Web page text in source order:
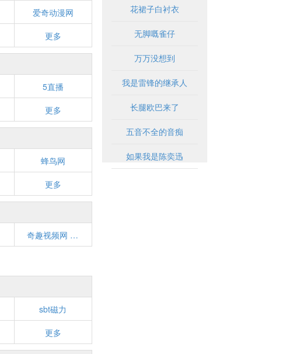
爱奇动漫网
更多
5直播
更多
蜂鸟网
更多
奇趣视频网 _ 分享搞笑视频短片
sbt磁力
更多
花裙子白衬衣
无脚嘅雀仔
万万没想到
我是雷锋的继承人
长腿欧巴来了
五音不全的音痴
如果我是陈奕迅